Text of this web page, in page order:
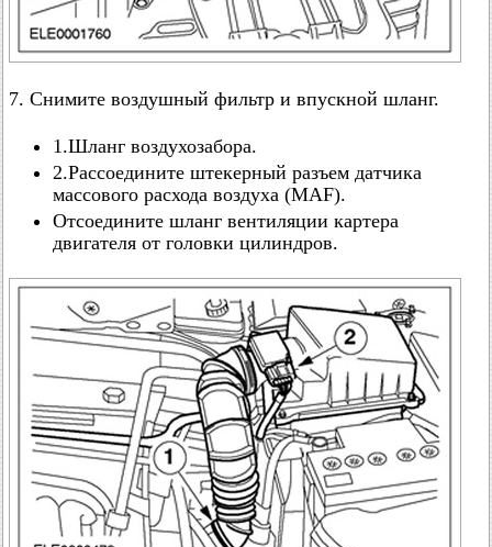
7. Снимите воздушный фильтр и впускной шланг.
1.Шланг воздухозабора.
2.Рассоедините штекерный разъем датчика
массового расхода воздуха (MAF).
Отсоедините шланг вентиляции картера
двигателя от головки цилиндров.